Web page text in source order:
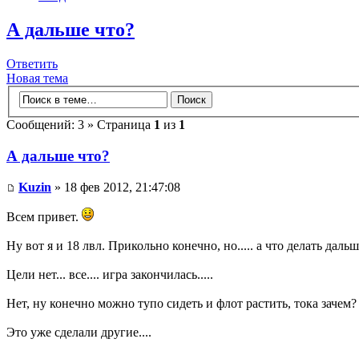
А дальше что?
Ответить
Новая тема
Сообщений: 3 » Страница 1 из 1
А дальше что?
Kuzin » 18 фев 2012, 21:47:08
Всем привет.
Ну вот я и 18 лвл. Прикольно конечно, но..... а что делать
Цели нет... все.... игра закончилась.....
Нет, ну конечно можно тупо сидеть и флот растить, тока зачем?
Это уже сделали другие....